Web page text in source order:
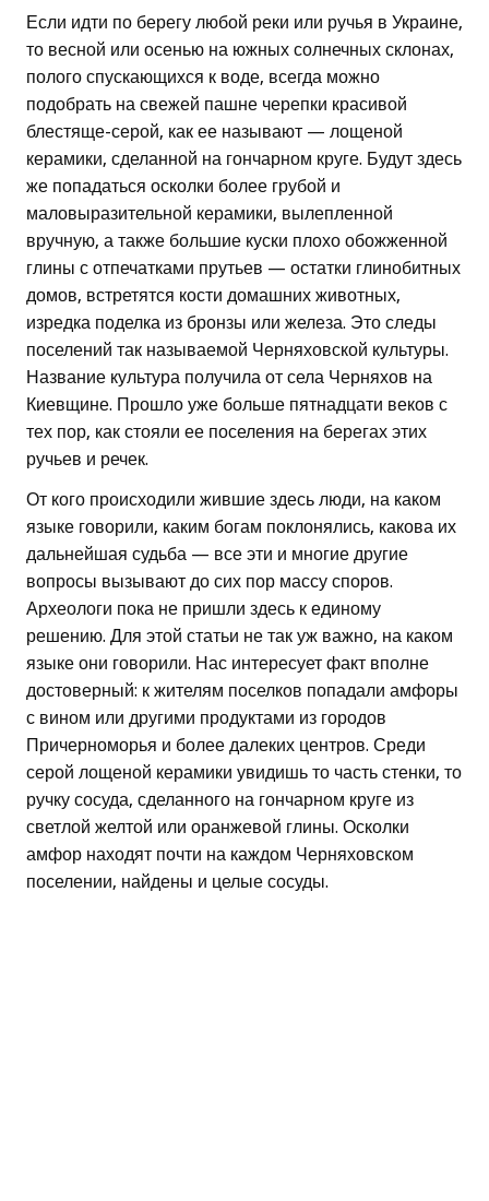
Если идти по берегу любой реки или ручья в Украине,
то весной или осенью на южных солнечных склонах,
полого спускающихся к воде, всегда можно
подобрать на свежей пашне черепки красивой
блестяще-серой, как ее называют — лощеной
керамики, сделанной на гончарном круге. Будут здесь
же попадаться осколки более грубой и
маловыразительной керамики, вылепленной
вручную, а также большие куски плохо обожженной
глины с отпечатками прутьев — остатки глинобитных
домов, встретятся кости домашних животных,
изредка поделка из бронзы или железа. Это следы
поселений так называемой Черняховской культуры.
Название культура получила от села Черняхов на
Киевщине. Прошло уже больше пятнадцати веков с
тех пор, как стояли ее поселения на берегах этих
ручьев и речек.
От кого происходили жившие здесь люди, на каком
языке говорили, каким богам поклонялись, какова их
дальнейшая судьба — все эти и многие другие
вопросы вызывают до сих пор массу споров.
Археологи пока не пришли здесь к единому
решению. Для этой статьи не так уж важно, на каком
языке они говорили. Нас интересует факт вполне
достоверный: к жителям поселков попадали амфоры
с вином или другими продуктами из городов
Причерноморья и более далеких центров. Среди
серой лощеной керамики увидишь то часть стенки, то
ручку сосуда, сделанного на гончарном круге из
светлой желтой или оранжевой глины. Осколки
амфор находят почти на каждом Черняховском
поселении, найдены и целые сосуды.